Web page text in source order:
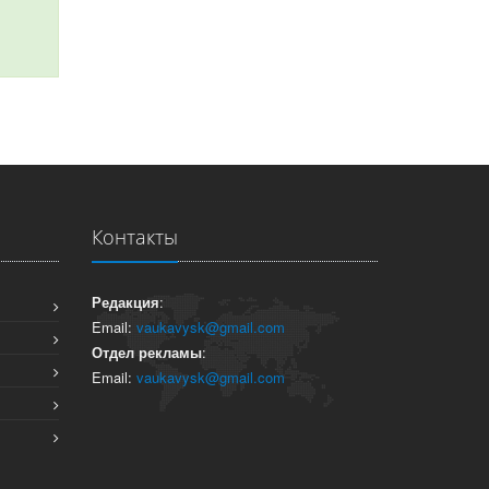
Контакты
Редакция:
Email: vaukavysk@gmail.com
Отдел рекламы:
Email: vaukavysk@gmail.com